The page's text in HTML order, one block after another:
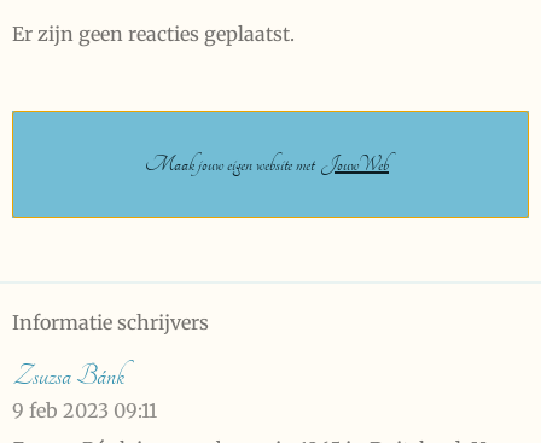
Er zijn geen reacties geplaatst.
Maak jouw eigen website met JouwWeb
Informatie schrijvers
Zsuzsa Bánk
9 feb 2023 09:11